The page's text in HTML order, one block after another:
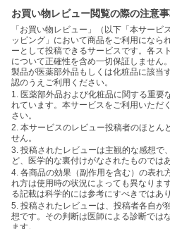
お買い物レビュー閲覧の際の注意
「お買い物レビュー」（以下「本サービ
ッピング」において商品をご利用になら
ーとして投稿できるサービスです。各ス
について正確性を含め一切保証しません
製品が医薬部外品もしくは化粧品に該当
認のうえご利用ください。
1. 医薬部外品および化粧品に関する重要
れています。本サービスをご利用いただ
さい。
2. 本サービスのレビュー投稿者のほとん
せん。
3. 投稿されたレビューは主観的な感想で
ど、医学的な裏付けがなされたものでは
4. 各商品の効果（副作用を含む）の表れ
れ方は使用時の状況によっても異なりま
る記載は科学的には参考にすべきではあ
5. 投稿されたレビューは、投稿者各自が
想です。その判断は医師による診断では
ます。